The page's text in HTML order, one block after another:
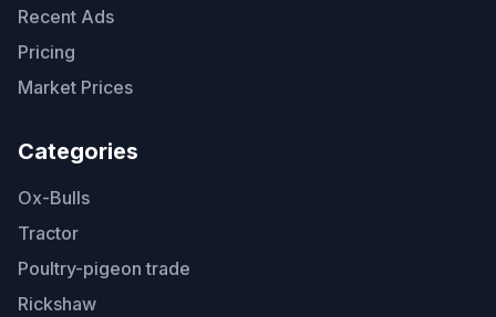
Recent Ads
Pricing
Market Prices
Categories
Ox-Bulls
Tractor
Poultry-pigeon trade
Rickshaw